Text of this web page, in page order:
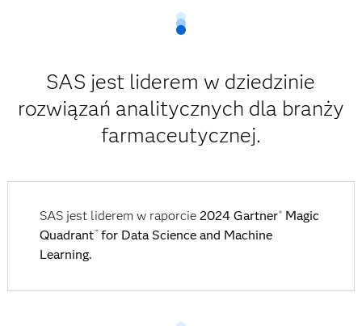
SAS jest liderem w dziedzinie
rozwiązań analitycznych dla branży
farmaceutycznej.
SAS jest liderem w raporcie 2024 Gartner®Magic
Quadrant™for Data Science and Machine
Learning.